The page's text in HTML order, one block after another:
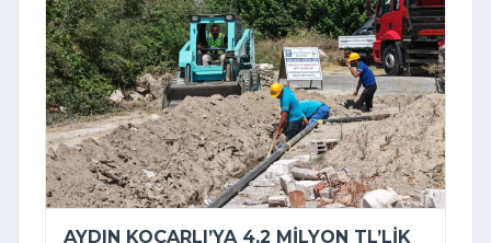
AYDIN KOÇARLI’YA 4,2 MILYON TL’LIK